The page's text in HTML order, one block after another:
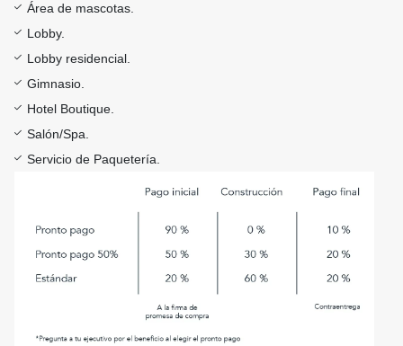
Área de mascotas.
Lobby.
Lobby residencial.
Gimnasio.
Hotel Boutique.
Salón/Spa.
Servicio de Paquetería.